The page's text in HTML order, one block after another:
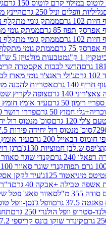
לוטוס 150 גרם
גליליות
250 גרם
היינץ
ממתק גומי
ממתק גומי מתקלף ענבים 75
ממתק גומי מתקלף ליצ'י 75
מטבעות מולטיזן 5 ש"ח 1 ק"ג
לבבות אקסטרה קרימי 181 גרם
ראנצ'ר גומי מארז לב 107 גרם
אטריות להכנה מהירה ראמן
צופה לקריץ שטוח צבעוני
גרם
פררו רושר 100ג'
בוטן
סוכ' מנטוס רול יחידה מנטה
סוכ' מנטוס רול יחידה פירות 37.5ג' -
גרם
עיד אומץ חומץ
130ג'
ברגן רויאל חמאה
קנדי שוגר סאוור 100
קנדי שוגר סאוור 100 גרם
עיד לקקן אסלה טבילה +
40 גרם
ד"ר פפר קרם
סאוור פאצ' פטל שקית 102
וופל ג'נסן-וופל טוסט 12 יח'
250 גרם
תחנת רוח וופל
בונס קריספי 67.2 גרם
גומי